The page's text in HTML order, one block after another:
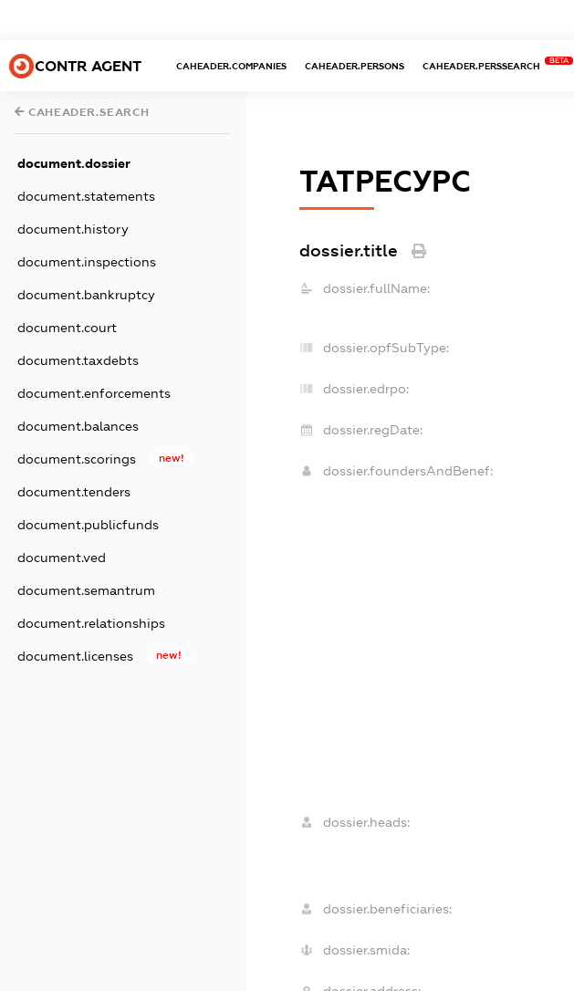
CONTR AGENT CAHEADER.COMPANIES CAHEADER.PERSONS CAHEADER.PERSSEARCH
BETA
CAHEADER.SEARCH
document.dossier
document.statements
document.history
document.inspections
document.bankruptcy
document.court
document.taxdebts
document.enforcements
document.balances
document.scorings new!
document.tenders
document.publicfunds
document.ved
document.semantrum
document.relationships
document.licenses new!
ТАТРЕСУРС
dossier.title
dossier.fullName:
dossier.opfSubType:
dossier.edrpo:
dossier.regDate:
dossier.foundersAndBenef:
dossier.heads:
dossier.beneficiaries:
dossier.smida: